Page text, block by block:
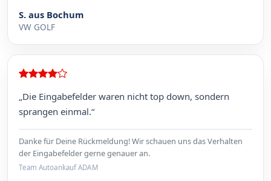
S. aus Bochum
VW GOLF
„Die Eingabefelder waren nicht top down, sondern
sprangen einmal.“
Danke für Deine Rückmeldung! Wir schauen uns das Verhalten
der Eingabefelder gerne genauer an.
Team Autoankauf ADAM